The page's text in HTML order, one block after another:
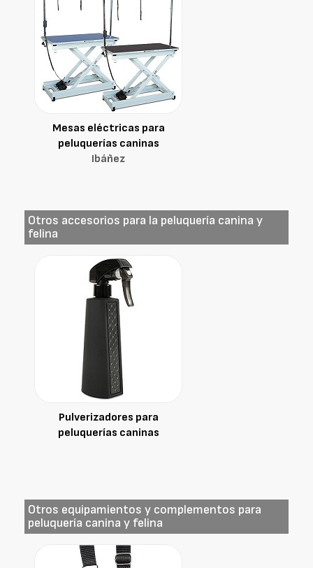
Mesas eléctricas para
peluquerías caninas
Ibáñez
Otros accesorios para la peluquería canina y
felina
Pulverizadores para
peluquerías caninas
Otros equipamientos y complementos para
peluquería canina y felina